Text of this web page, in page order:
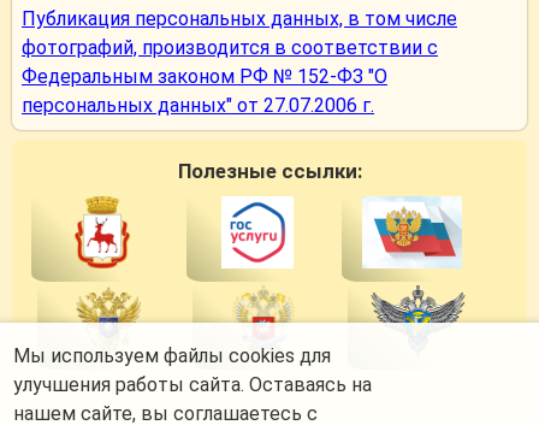
Публикация персональных данных, в том числе
фотографий, производится в соответствии с
Федеральным законом РФ № 152-ФЗ "О
персональных данных" от 27.07.2006 г.
Полезные ссылки:
Мы используем файлы cookies для
улучшения работы сайта. Оставаясь на
нашем сайте, вы соглашаетесь с